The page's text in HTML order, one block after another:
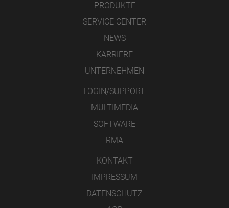
PRODUKTE
SERVICE CENTER
NEWS
KARRIERE
UNTERNEHMEN
LOGIN/SUPPORT
MULTIMEDIA
SOFTWARE
RMA
KONTAKT
IMPRESSUM
DATENSCHUTZ